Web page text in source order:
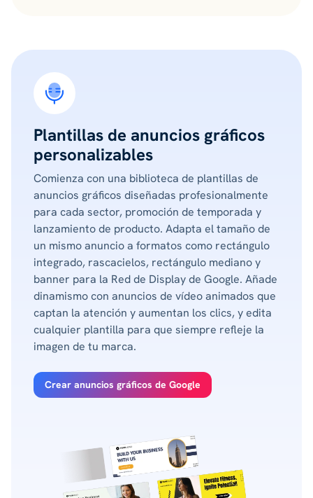
Plantillas de anuncios gráficos
personalizables
Comienza con una biblioteca de plantillas de
anuncios gráficos diseñadas profesionalmente
para cada sector, promoción de temporada y
lanzamiento de producto. Adapta el tamaño de
un mismo anuncio a formatos como rectángulo
integrado, rascacielos, rectángulo mediano y
banner para la Red de Display de Google. Añade
dinamismo con anuncios de vídeo animados que
captan la atención y aumentan los clics, y edita
cualquier plantilla para que siempre refleje la
imagen de tu marca.
Crear anuncios gráficos de Google